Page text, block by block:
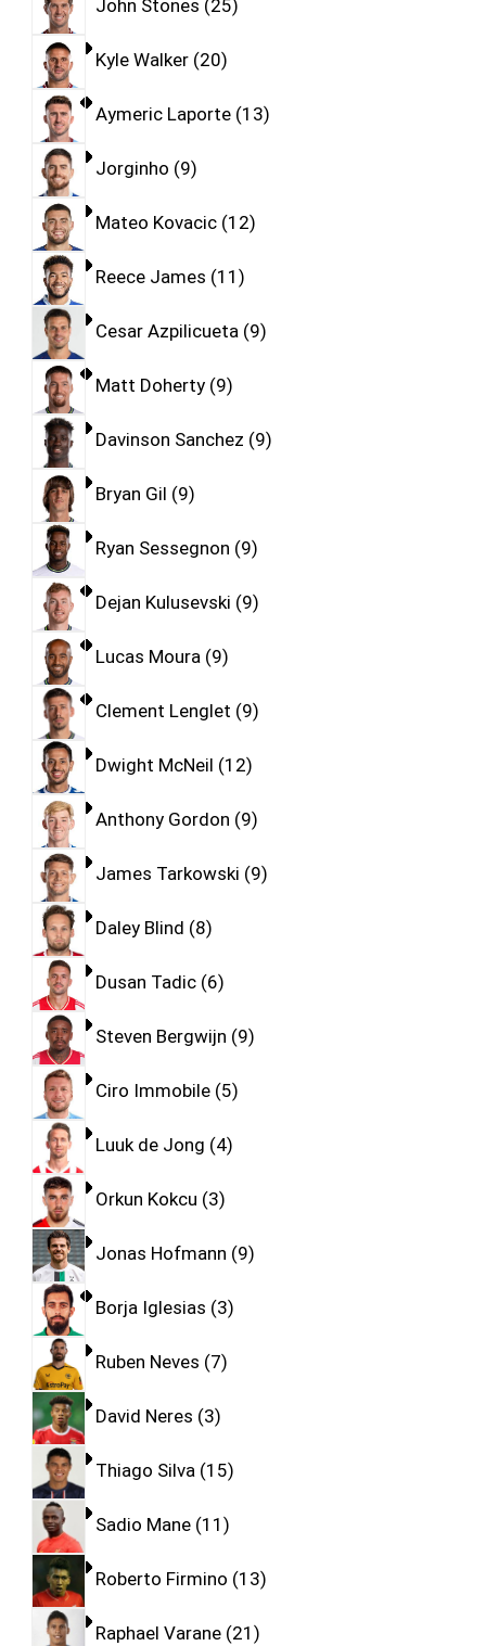
John Stones 25
Kyle Walker 20
Aymeric Laporte 13
Jorginho 9
Mateo Kovacic 12
Reece James 11
Cesar Azpilicueta 9
Matt Doherty 9
Davinson Sanchez 9
Bryan Gil 9
Ryan Sessegnon 9
Dejan Kulusevski 9
Lucas Moura 9
Clement Lenglet 9
Dwight McNeil 12
Anthony Gordon 9
James Tarkowski 9
Daley Blind 8
Dusan Tadic 6
Steven Bergwijn 9
Ciro Immobile 5
Luuk de Jong 4
Orkun Kokcu 3
Jonas Hofmann 9
Borja Iglesias 3
Ruben Neves 7
David Neres 3
Thiago Silva 15
Sadio Mane 11
Roberto Firmino 13
Raphael Varane 21